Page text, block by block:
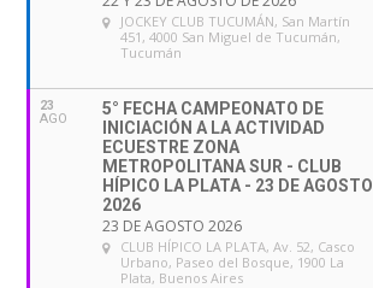
JOCKEY CLUB TUCUMÁN, San Martín
451, 4000 San Miguel de Tucumán,
Tucumán
23
AGO
5° FECHA CAMPEONATO DE
INICIACIÓN A LA ACTIVIDAD
ECUESTRE ZONA
METROPOLITANA SUR - CLUB
HÍPICO LA PLATA - 23 DE AGOSTO
2026
23 DE AGOSTO 2026
CLUB HÍPICO LA PLATA, Av. 52, Casco
Urbano, Paseo del Bosque, 1900 La
Plata, Buenos Aires